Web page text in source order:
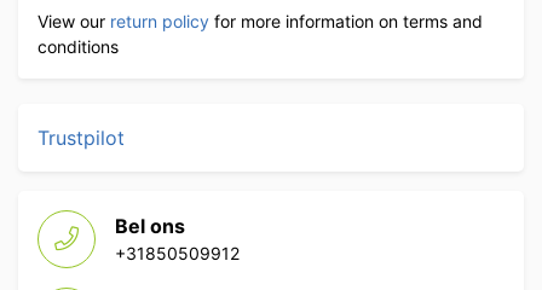
View our return policy for more information on terms and
conditions
Trustpilot
Bel ons
+31850509912